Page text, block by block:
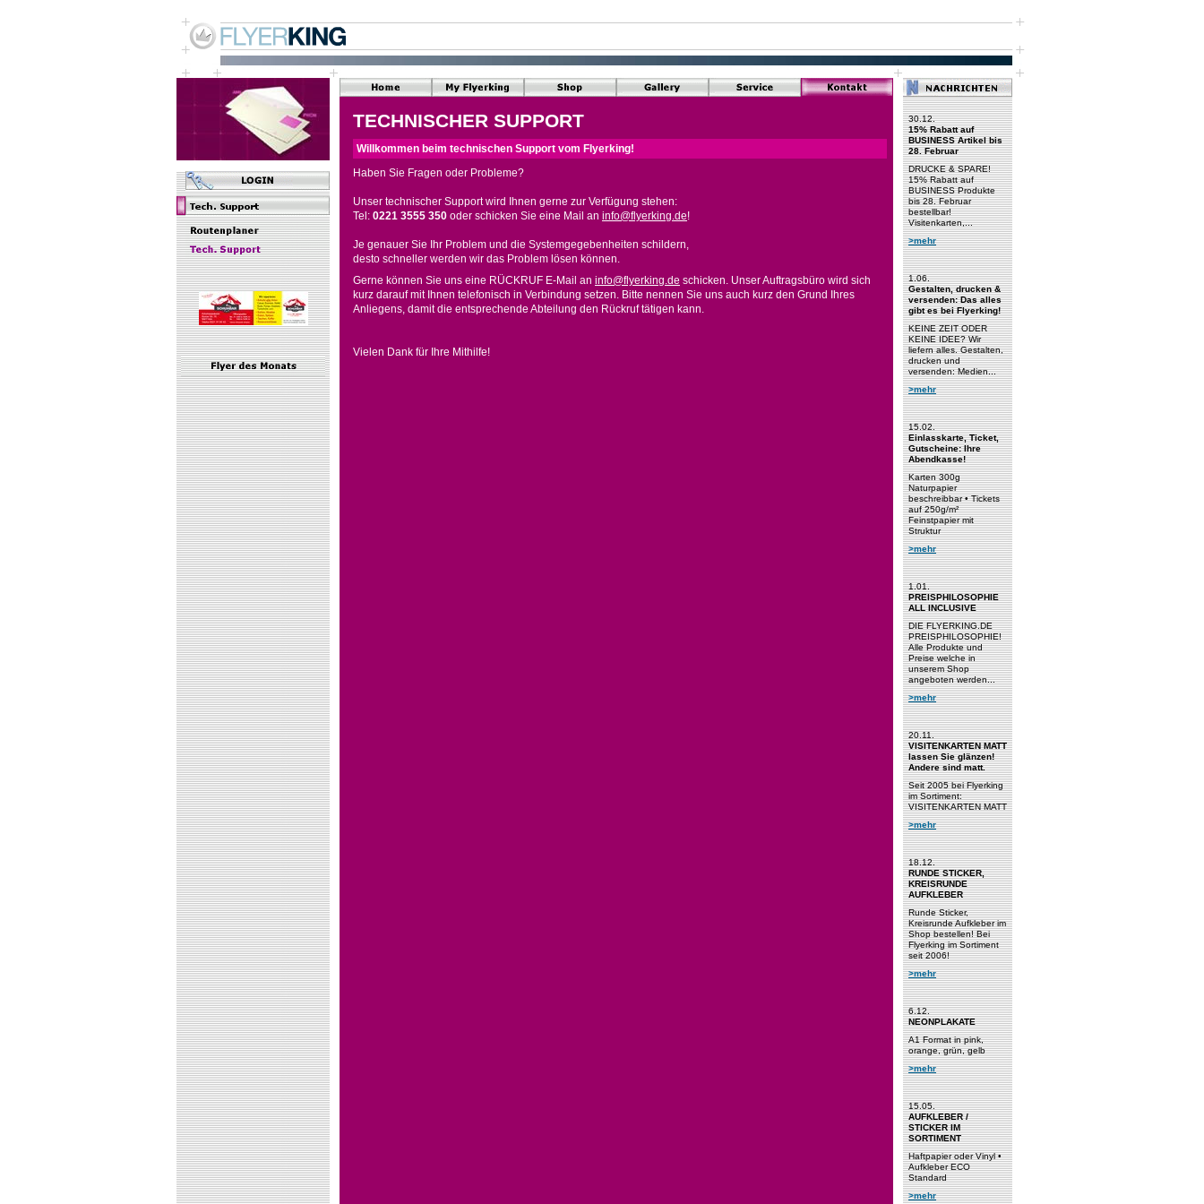
TECHNISCHER SUPPORT
Willkommen beim technischen Support vom Flyerking!
Haben Sie Fragen oder Probleme?
Unser technischer Support wird Ihnen gerne zur Verfügung stehen:
Tel: 0221 3555 350 oder schicken Sie eine Mail an info@flyerking.de!
Je genauer Sie Ihr Problem und die Systemgegebenheiten schildern,
desto schneller werden wir das Problem lösen können.
Gerne können Sie uns eine RÜCKRUF E-Mail an info@flyerking.de schicken. Unser Auftragsbüro wird sich
kurz darauf mit Ihnen telefonisch in Verbindung setzen. Bitte nennen Sie uns auch kurz den Grund Ihres
Anliegens, damit die entsprechende Abteilung den Rückruf tätigen kann.
Vielen Dank für Ihre Mithilfe!
30.12.
15% Rabatt auf
BUSINESS Artikel bis
28. Februar
DRUCKE & SPARE!
15% Rabatt auf
BUSINESS Produkte
bis 28. Februar
bestellbar!
Visitenkarten,...
>mehr
1.06.
Gestalten, drucken &
versenden: Das alles
gibt es bei Flyerking!
KEINE ZEIT ODER
KEINE IDEE? Wir
liefern alles. Gestalten,
drucken und
versenden: Medien...
>mehr
15.02.
Einlasskarte, Ticket,
Gutscheine: Ihre
Abendkasse!
Karten 300g
Naturpapier
beschreibbar • Tickets
auf 250g/m²
Feinstpapier mit
Struktur
>mehr
1.01.
PREISPHILOSOPHIE
ALL INCLUSIVE
DIE FLYERKING.DE
PREISPHILOSOPHIE!
Alle Produkte und
Preise welche in
unserem Shop
angeboten werden...
>mehr
20.11.
VISITENKARTEN MATT
lassen Sie glänzen!
Andere sind matt.
Seit 2005 bei Flyerking
im Sortiment:
VISITENKARTEN MATT
>mehr
18.12.
RUNDE STICKER,
KREISRUNDE
AUFKLEBER
Runde Sticker,
Kreisrunde Aufkleber im
Shop bestellen! Bei
Flyerking im Sortiment
seit 2006!
>mehr
6.12.
NEONPLAKATE
A1 Format in pink,
orange, grün, gelb
>mehr
15.05.
AUFKLEBER /
STICKER IM
SORTIMENT
Haftpapier oder Vinyl •
Aufkleber ECO
Standard
>mehr